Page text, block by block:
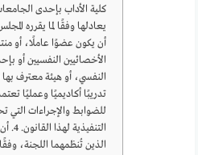
كلية الأداب بإحدى
أن يكون عضوًا عاملًا، أو
الأخصائيين النفسيين أو
تدريبًا أكاديميًا وعمليًا
للضوابط والإجراءات التي
الذين تُنظمهما اللجنة،